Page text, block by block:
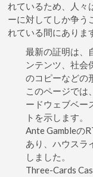
れているため、人々
ーに対してしか争う
れている間にありま
最新の証明は、
ンテンツ、社会
のコピーなどの
このページでは
ードウェブベー
トを示します。
Ante Gambleの
あり、ハウスラ
しました。
Three-Cards